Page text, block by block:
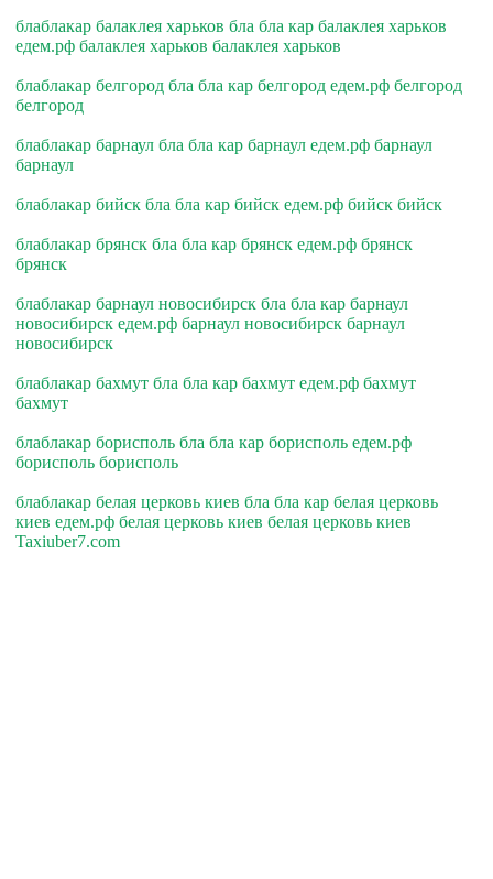
блаблакар балаклея харьков бла бла кар балаклея харьков
едем.рф балаклея харьков балаклея харьков
блаблакар белгород бла бла кар белгород едем.рф белгород
белгород
блаблакар барнаул бла бла кар барнаул едем.рф барнаул
барнаул
блаблакар бийск бла бла кар бийск едем.рф бийск бийск
блаблакар брянск бла бла кар брянск едем.рф брянск
брянск
блаблакар барнаул новосибирск бла бла кар барнаул
новосибирск едем.рф барнаул новосибирск барнаул
новосибирск
блаблакар бахмут бла бла кар бахмут едем.рф бахмут
бахмут
блаблакар борисполь бла бла кар борисполь едем.рф
борисполь борисполь
блаблакар белая церковь киев бла бла кар белая церковь
киев едем.рф белая церковь киев белая церковь киев
Taxiuber7.com